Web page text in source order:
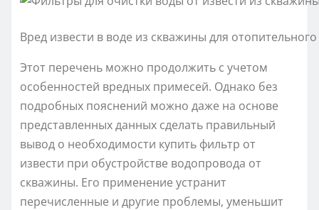
Вред извести в воде из скважины для
Этот перечень можно продолжить с учетом
особенностей вредных примесей. Однако без
подробных пояснений можно даже на основе
представленных данных сделать правильный
вывод о необходимости купить фильтр от
извести при обустройстве водопровода от
скважины. Его применение устранит
перечисленные и другие проблемы, уменьшит